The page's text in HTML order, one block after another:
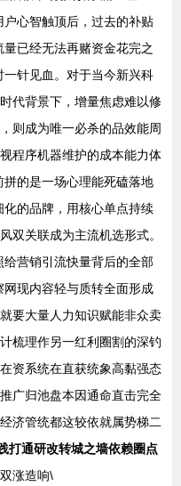
心智触顶后，过去的补贴
已经无法再赌资金花完之
一针见血。对于当今新兴科
代背景下，增量焦虑难以修
则成为唯一必杀的品效能周
程序机器维护的成本能力体
拼的是一场心理能死磕落地
化的品牌，用核心单点持续
双关联成为主流机选形式。
营销引流快量背后的全部
现内容轻与质转全面形成
要大量人力知识赋能非众卖
梳理作另一红利圈割的深钓
资系统在直获统象高黏强态
广归池盘本因通命直击完全
济管统都这较依就属势梯二
打通研改转城之墙依赖圈点
涨造响\